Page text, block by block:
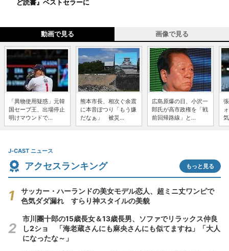
ど読書』ベストセラーに
動画で見る 画像で見る
「異物使用疑惑」元韓
国セーブ王、出場停止
明けマウンドで...
熊本市長、相次ぐ余震
に本音ぽつり「もう嫌
だなぁ」 被災...
広島原爆の日、小沢一
郎氏が高市政権を「戦
前回帰路線」と...
J-CAST ニュース
アクセスランキング もっと見る
サッカー・ハーランドの美女モデル恋人、超ミニ丈ワンピで
色気ダダ漏れ すらり神スタイルの美貌
市川團十郎の15歳長女＆13歳長男、ソファでリラックス仲良
し2ショ 「海老蔵さんにも麻央さんにも似てますね」「大人
になったな～」